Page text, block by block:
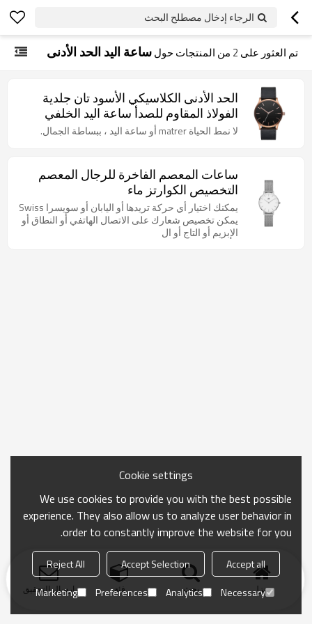
الرجاء إدخال مصطلح البحث
تم العثور على 2 من المنتجات حولساعة اليد الحد الأدنى
الحد الأدنى الكلاسيكي الأسود تان جلدية
الفولاذ المقاوم للصدأ ساعة اليد الخلفي
لا نمط الحياة matrer أو ساعة اليد ، ببساطة الجمال.
ساعات المعصم الفاخرة للرجال المعصم
التخصيص الكوارتز ماء
يمكنك اختيار أي حركة تريدها أو اليابان أو سويسرا Swiss
يمكن تخصيص شعارك على الاتصال الهاتفي أو النطاق أو
الإبزيم أو التاج أو ال
منزل بحث فئة ارسال التحقيق
Cookie settings
We use cookies to provide you with the best possible
experience. They also allow us to analyze user behavior in
order to constantly improve the website for you.
Accept all
Accept Selection
Reject All
Necessary
Analytics
Preferences
Marketing